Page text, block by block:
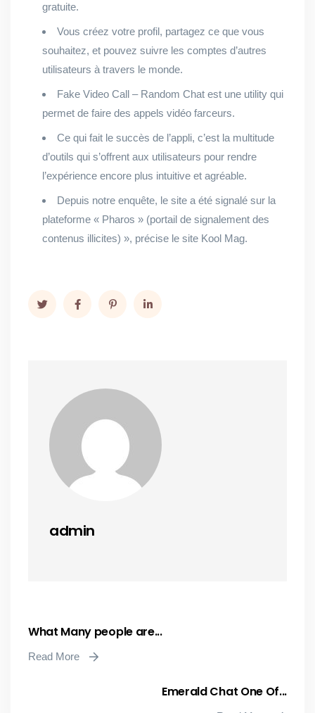
gratuite.
Vous créez votre profil, partagez ce que vous
souhaitez, et pouvez suivre les comptes d’autres
utilisateurs à travers le monde.
Fake Video Call – Random Chat est une utility qui
permet de faire des appels vidéo farceurs.
Ce qui fait le succès de l’appli, c’est la multitude
d’outils qui s’offrent aux utilisateurs pour rendre
l’expérience encore plus intuitive et agréable.
Depuis notre enquête, le site a été signalé sur la
plateforme « Pharos » (portail de signalement des
contenus illicites) », précise le site Kool Mag.
admin
What Many people are...
Read More
Emerald Chat One Of...